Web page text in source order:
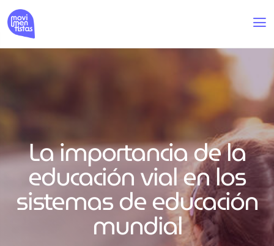
La importancia de la
educación vial en los
sistemas de educación
mundial